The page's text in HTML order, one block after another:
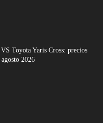
Toyota Yaris Cross: precios
2026